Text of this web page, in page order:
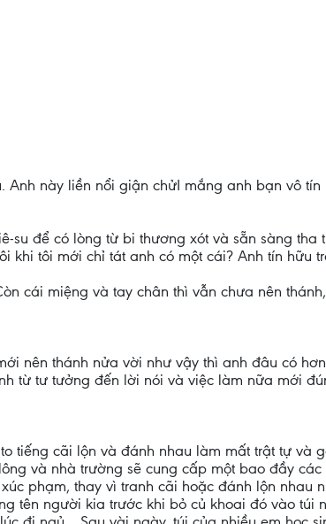
này liền nổi giận chửI mắng anh bạn vô
su để có lòng từ bi thương xót và sẵn sàng tha
khi tôi mới chỉ tát anh có một cái? Anh tín hữu
cái miệng và tay chân thì vẫn chưa nên
nên thánh nửa vời như vậy thì anh đâu có
từ tư tưởng đến lời nói và việc làm nữa mới
tiếng cãi lộn và đánh nhau làm mất trật tự và
và nhà trường sẽ cung cấp một bao đầy
phạm, thay vì tranh cãi hoặc đánh lộn nhau
tên người kia trước khi bỏ củ khoai đó vào túi